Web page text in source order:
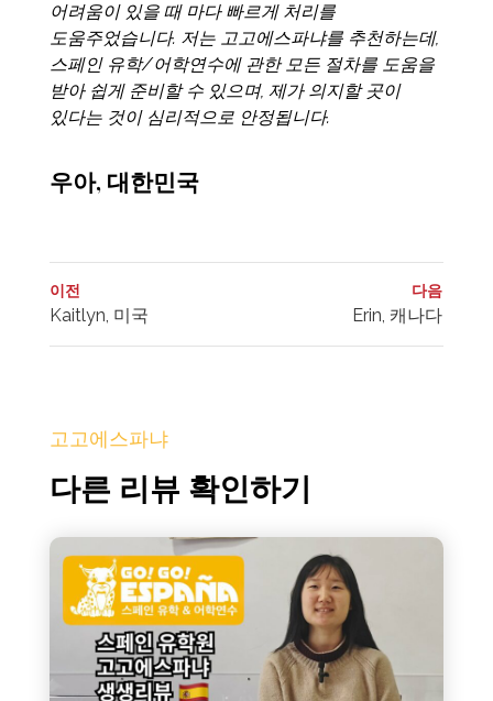
어려움이 있을 때 마다 빠르게 처리를
도움주었습니다. 저는 고고에스파냐를 추천하는데,
스페인 유학/어학연수에 관한 모든 절차를 도움을
받아 쉽게 준비할 수 있으며, 제가 의지할 곳이
있다는 것이 심리적으로 안정됩니다.
우아, 대한민국
이전
Kaitlyn, 미국
다음
Erin, 캐나다
고고에스파냐
다른 리뷰 확인하기